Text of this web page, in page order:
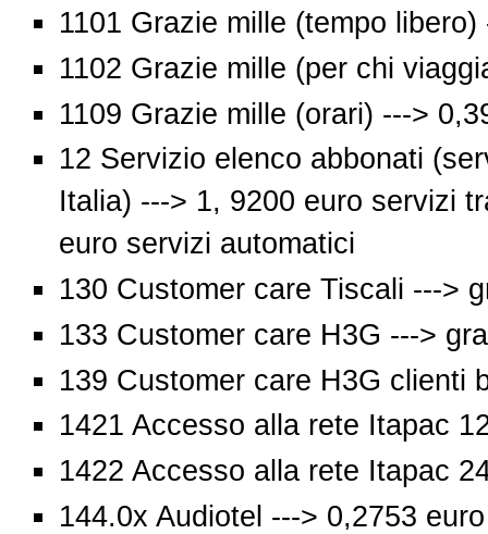
1101 Grazie mille (tempo
1102 Grazie mille (per chi
1109 Grazie mille (orari) --->
12 Servizio elenco abbonati
Italia) ---> 1, 9200 euro servizi
euro servizi automatici
130 Customer care Tiscali --->
133 Customer care H3G --->
139 Customer care H3G clienti
1421 Accesso alla rete Itapac
1422 Accesso alla rete Itapac
144.0x Audiotel ---> 0,2753